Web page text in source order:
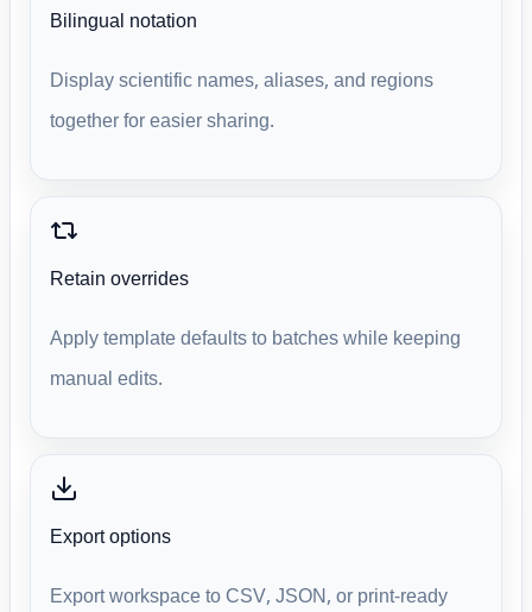
Bilingual notation
Display scientific names, aliases, and regions
together for easier sharing.
Retain overrides
Apply template defaults to batches while keeping
manual edits.
Export options
Export workspace to CSV, JSON, or print-ready